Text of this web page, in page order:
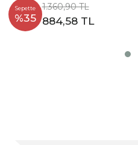
Sepette
%35
1.360,90 TL
884,58 TL